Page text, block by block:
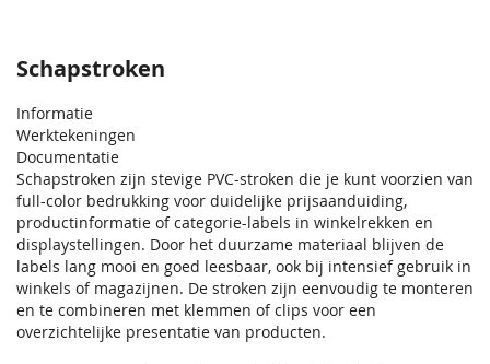
Schapstroken
Informatie
Werktekeningen
Documentatie
Schapstroken zijn stevige PVC-stroken die je kunt voorzien van
full-color bedrukking voor duidelijke prijsaanduiding,
productinformatie of categorie-labels in winkelrekken en
displaystellingen. Door het duurzame materiaal blijven de
labels lang mooi en goed leesbaar, ook bij intensief gebruik in
winkels of magazijnen. De stroken zijn eenvoudig te monteren
en te combineren met klemmen of clips voor een
overzichtelijke presentatie van producten.